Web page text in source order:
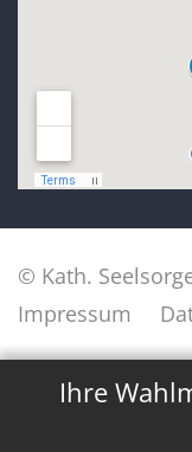
Ihre
© Kath.
Impressum